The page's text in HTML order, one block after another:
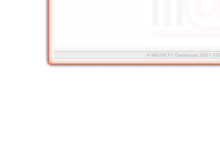
© MÁSIKTV Dombóvár 2007-